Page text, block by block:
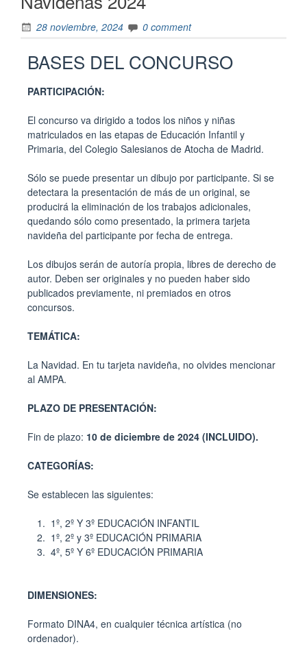
28 noviembre, 2024 0 comment
BASES DEL CONCURSO
PARTICIPACIÓN:
El concurso va dirigido a todos los niños y niñas
matriculados en las etapas de Educación Infantil y
Primaria, del Colegio Salesianos de Atocha de Madrid.
Sólo se puede presentar un dibujo por participante. Si se
detectara la presentación de más de un original, se
producirá la eliminación de los trabajos adicionales,
quedando sólo como presentado, la primera tarjeta
navideña del participante por fecha de entrega.
Los dibujos serán de autoría propia, libres de derecho de
autor. Deben ser originales y no pueden haber sido
publicados previamente, ni premiados en otros
concursos.
TEMÁTICA:
La Navidad. En tu tarjeta navideña, no olvides mencionar
al AMPA.
PLAZO DE PRESENTACIÓN:
Fin de plazo: 10 de diciembre de 2024 (INCLUIDO).
CATEGORÍAS:
Se establecen las siguientes:
1º, 2º Y 3º EDUCACIÓN INFANTIL
1º, 2º y 3º EDUCACIÓN PRIMARIA
4º, 5º Y 6º EDUCACIÓN PRIMARIA
DIMENSIONES:
Formato DINA4, en cualquier técnica artística (no
ordenador).